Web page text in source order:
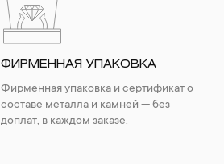
ФИРМЕННАЯ УПАКОВКА
Фирменная упаковка и сертификат о
составе металла и камней — без
доплат, в каждом заказе.